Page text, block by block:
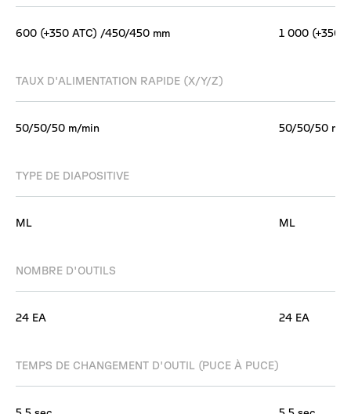
600 (+350 ATC) /450/450 mm
TAUX D'ALIMENTATION RAPIDE (X/Y/Z)
50/50/50 m/min
TYPE DE DIAPOSITIVE
ML
NOMBRE D'OUTILS
24 EA
TEMPS DE CHANGEMENT D'OUTIL (PUCE À PUCE)
1 000 (+350
50/50/50 m/
ML
24 EA